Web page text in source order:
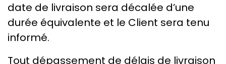
date de livraison sera décalée d’une
durée équivalente et le Client sera tenu
informé.
Tout dépassement de délais de livraison